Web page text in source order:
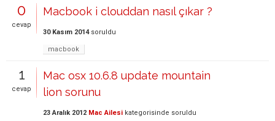
0
cevap
Macbook i clouddan nasıl çıkar ?
30 Kasım 2014 soruldu
macbook
1
cevap
Mac osx 10.6.8 update mountain
lion sorunu
23 Aralık 2012 Mac Ailesi kategorisinde soruldu